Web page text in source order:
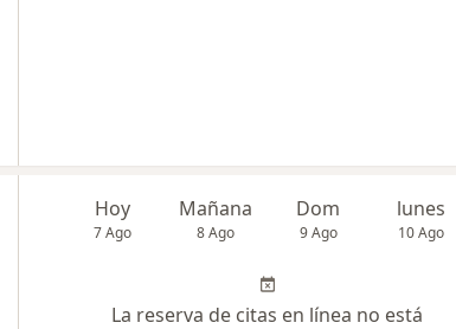
Hoy
7 Ago
Mañana
8 Ago
Dom
9 Ago
lunes
10 Ago
La reserva de citas en línea no está